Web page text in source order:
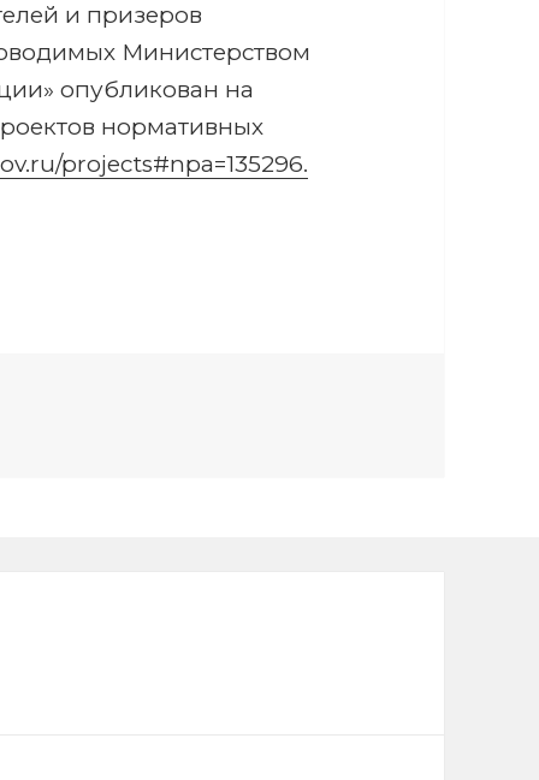
и призеров
Министерством
опубликован на
нормативных
projects#npa=135296.